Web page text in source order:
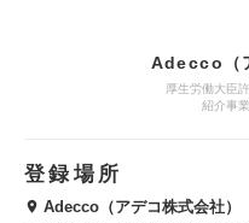
Adecco（
厚生労働大臣
紹介事
登録場所
Adecco（アデコ株式会社）